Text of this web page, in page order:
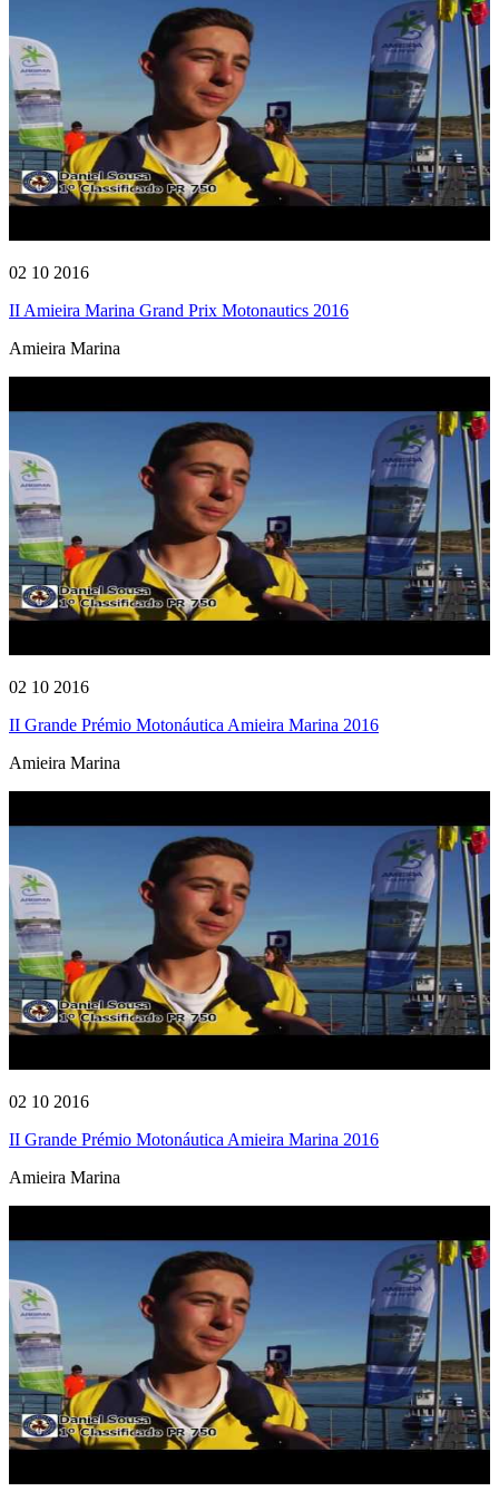
02 10 2016
II Amieira Marina Grand Prix Motonautics 2016
Amieira Marina
02 10 2016
II Grande Prémio Motonáutica Amieira Marina 2016
Amieira Marina
02 10 2016
II Grande Prémio Motonáutica Amieira Marina 2016
Amieira Marina